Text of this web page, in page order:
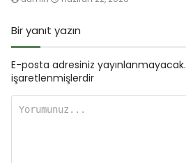
Bir yanıt yazın
E-posta adresiniz yayınlanmayacak.
işaretlenmişlerdir